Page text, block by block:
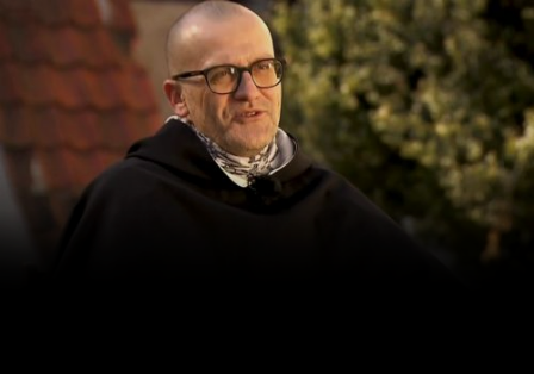
Myśli na ten czas